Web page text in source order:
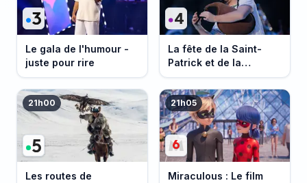
Le gala de l'humour -
juste pour rire
La fête de la Saint-
Patrick et de la
Bretagne
21h00
Les routes de
21h05
Miraculous : Le film